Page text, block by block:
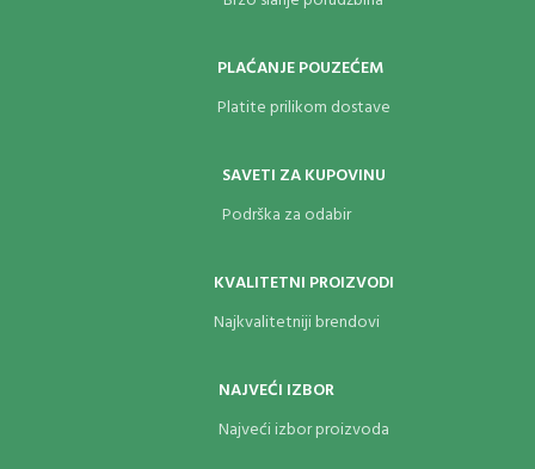
PLAĆANJE POUZEĆEM
Platite prilikom dostave
SAVETI ZA KUPOVINU
Podrška za odabir
KVALITETNI PROIZVODI
Najkvalitetniji brendovi
NAJVEĆI IZBOR
Najveći izbor proizvoda